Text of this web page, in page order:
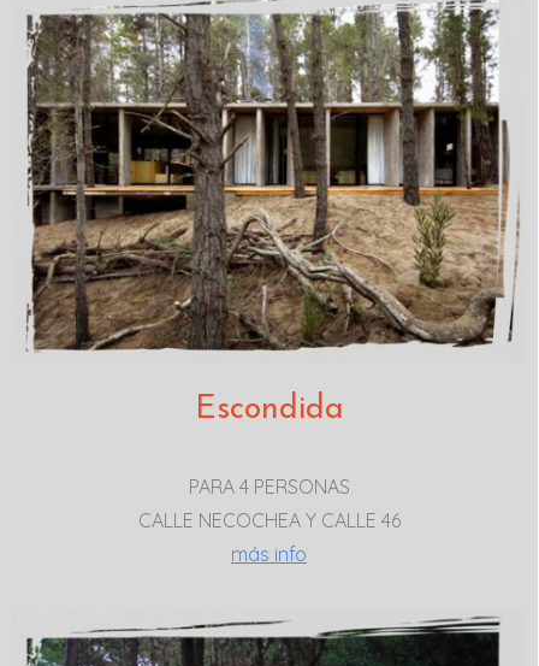
Escondida
PARA 4 PERSONAS
CALLE NECOCHEA Y CALLE 46
más info